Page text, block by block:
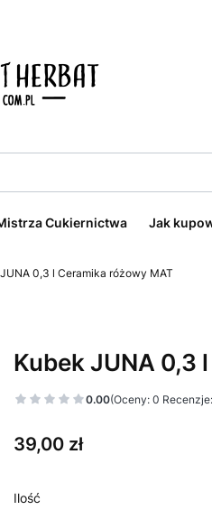
Cukiernictwa Jak
0,3 l Ceramika różowy MAT
Kubek JUNA 0,3
0.00(Oceny: 0
Cena
39,00 zł
Ilość